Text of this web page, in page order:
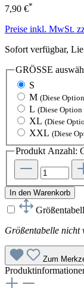
7,90 €*
Preise inkl. MwSt.
Sofort verfügbar,
GRÖSSE
S
M (Diese
L (Diese
XL (Diese
XXL (Diese
Produkt Anzahl:
In den Warenkorb
Größentabelle nicht
Zum